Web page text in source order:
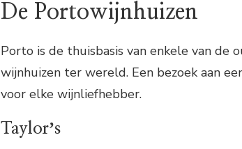
De Portowijnhuizen
Porto is de thuisbasis van enkele van de
wijnhuizen ter wereld. Een bezoek aan
voor elke wijnliefhebber.
Taylorʼs